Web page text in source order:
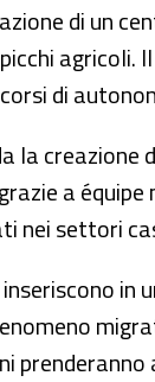
di un
di
la creazione
a
nei settori